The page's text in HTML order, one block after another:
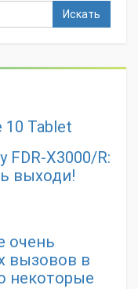
Искать
Tablet
FDR-X3000/R:
выходи!
очень
вызовов в
некоторые